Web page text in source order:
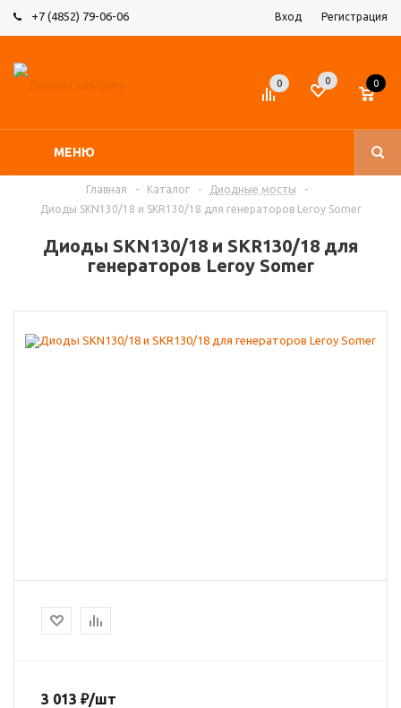
+7 (4852) 79-06-06 Вход Регистрация
МЕНЮ
0 0 0
Главная - Каталог - Диодные мосты
-
Диоды SKN130/18 и SKR130/18 для генераторов Leroy Somer
Диоды SKN130/18 и SKR130/18 для
генераторов Leroy Somer
3 013 ₽/шт